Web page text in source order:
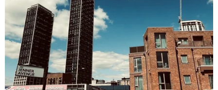
Các đại biểu tham quan triển lãm. (Ảnh: Đinh Thuận/TTXVN)
Ngày 1/8, triển lãm “Thành tựu phát triển kinh
tế-xã hội thủ đô Hà Nội giai đoạn 2008-2023” kỷ